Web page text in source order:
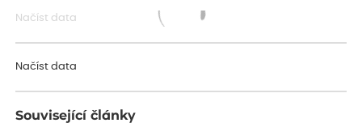
Načíst data
Načíst data
Související články